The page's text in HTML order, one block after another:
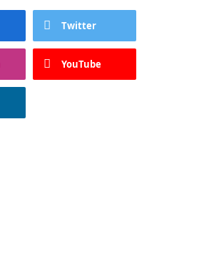
Twitter
YouTube